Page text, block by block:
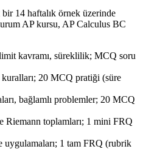
bir 14 haftalık örnek üzerinde
AP kursu, AP Calculus BC
kavramı, süreklilik; MCQ soru
kuralları; 20 MCQ pratiği (süre
bağlamlı problemler; 20 MCQ
Riemann toplamları; 1 mini FRQ
uygulamaları; 1 tam FRQ (rubrik